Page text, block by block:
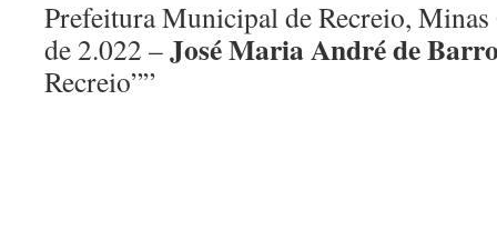
Prefeitura Municipal de Recreio, Minas
de 2.022 –José Maria André de
Recreio””